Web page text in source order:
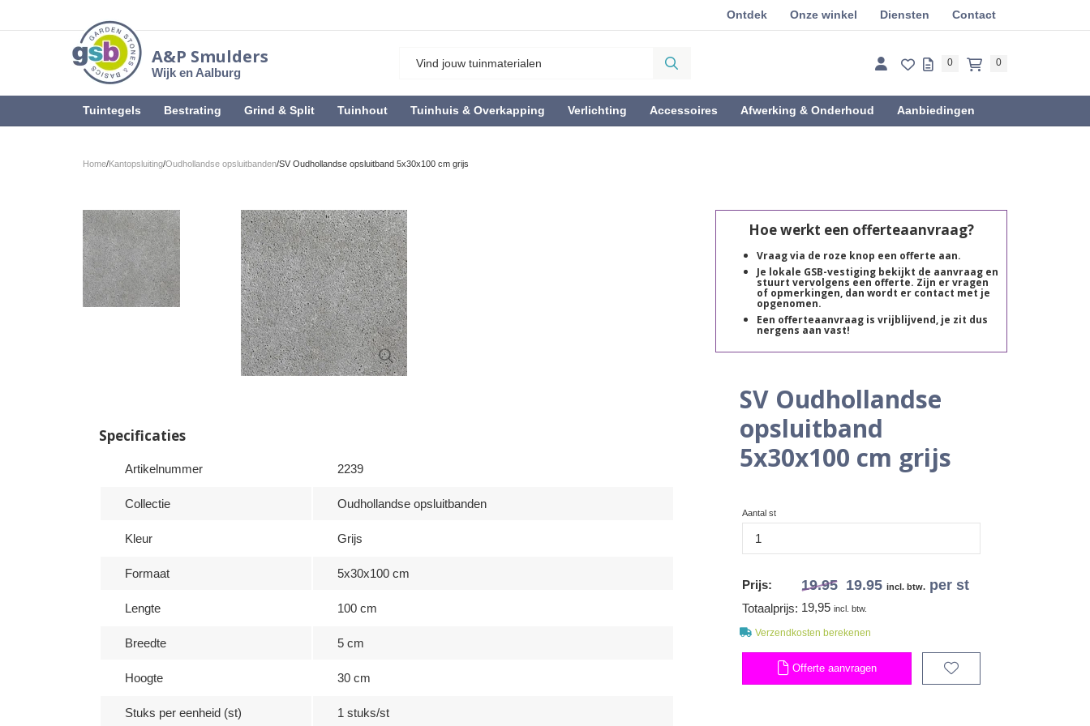
Ontdek Onze winkel Diensten Contact
A&P Smulders
Wijk en Aalburg
0 0
Tuintegels Bestrating Grind & Split Tuinhout Tuinhuis & Overkapping Verlichting Accessoires Afwerking & Onderhoud Aanbiedingen
Home/Kantopsluiting/Oudhollandse opsluitbanden/SV Oudhollandse opsluitband 5x30x100 cm grijs
Specificaties
Artikelnummer 2239
Collectie Oudhollandse opsluitbanden
Kleur Grijs
Formaat 5x30x100 cm
Lengte 100 cm
Breedte 5 cm
Hoogte 30 cm
Stuks per eenheid (st) 1 stuks/st
Hoe werkt een offerteaanvraag?
Vraag via de roze knop een offerte aan.
Je lokale GSB-vestiging bekijkt de aanvraag en
stuurt vervolgens een offerte. Zijn er vragen
of opmerkingen, dan wordt er contact met je
opgenomen.
Een offerteaanvraag is vrijblijvend, je zit dus
nergens aan vast!
SV Oudhollandse
opsluitband
5x30x100 cm grijs
Aantal st
Prijs: 19.95 19.95 incl. btw. per st
Totaalprijs: 19,95 incl. btw.
Verzendkosten berekenen
Offerte aanvragen